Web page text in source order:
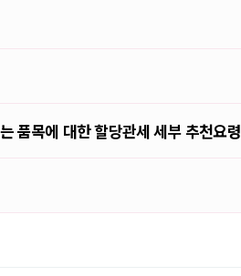
품목에 대한 할당관세 세부 추천요령